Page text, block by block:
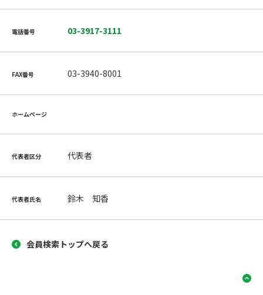
電話番号 03-3917-3111
FAX番号 03-3940-8001
ホームページ
代表者区分 代表者
代表者氏名 鈴木 知香
会員検索トップへ戻る